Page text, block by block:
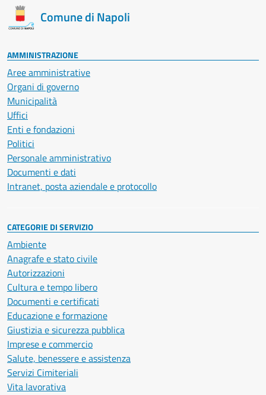
Comune di Napoli
AMMINISTRAZIONE
Aree amministrative
Organi di governo
Municipalità
Uffici
Enti e fondazioni
Politici
Personale amministrativo
Documenti e dati
Intranet, posta aziendale e protocollo
CATEGORIE DI SERVIZIO
Ambiente
Anagrafe e stato civile
Autorizzazioni
Cultura e tempo libero
Documenti e certificati
Educazione e formazione
Giustizia e sicurezza pubblica
Imprese e commercio
Salute, benessere e assistenza
Servizi Cimiteriali
Vita lavorativa